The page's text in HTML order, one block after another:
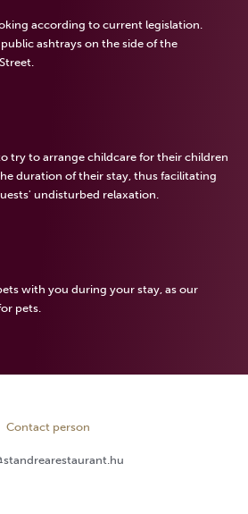
according to current legislation.
ashtrays on the side of the
try to arrange childcare for their children
duration of their stay, thus facilitating
undisturbed relaxation.
with you during your stay, as our
pets.
Contact person